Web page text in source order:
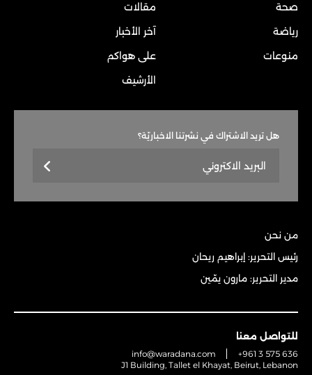
صحة
رياضة
منوعات
مقالات
آخر الأخبار
على هواكم
الأرشيف
هل تريد الاشتراك في نشرتنا الاخباريّة؟
من نحن
رئيس التحرير: إبراهيم ريحان
مدير التحرير: مارون يمّين
للتواصل معنا
info@waradana.com
+961 3 575 636
J1 Building, Tallet el Khayat, Beirut, Lebanon